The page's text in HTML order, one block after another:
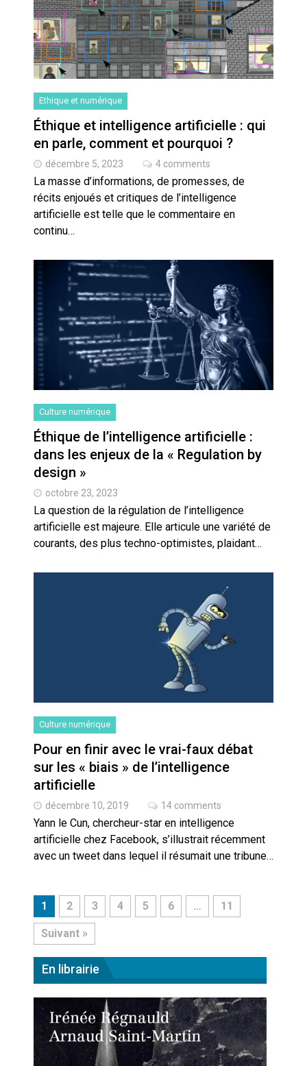
Ethique et numérique
Éthique et intelligence artificielle : qui
en parle, comment et pourquoi ?
décembre 5, 2023 4 comments
La masse d’informations, de promesses, de
récits enjoués et critiques de l’intelligence
artificielle est telle que le commentaire en
continu…
Culture numérique
Éthique de l’intelligence artificielle :
dans les enjeux de la « Regulation by
design »
octobre 23, 2023
La question de la régulation de l’intelligence
artificielle est majeure. Elle articule une variété de
courants, des plus techno-optimistes, plaidant…
Culture numérique
Pour en finir avec le vrai-faux débat
sur les « biais » de l’intelligence
artificielle
décembre 10, 2019 14 comments
Yann le Cun, chercheur-star en intelligence
artificielle chez Facebook, s’illustrait récemment
avec un tweet dans lequel il résumait une tribune…
1 2 3 4 5 6 … 11
Suivant »
En librairie